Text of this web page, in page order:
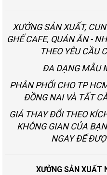
XƯỞNG SẢN XUẤT,
GHẾ CAFE, QUÁN ĂN -
THEO YÊU CẦU
ĐA DẠNG MẪU
PHÂN PHỐI CHO TP
ĐỒNG NAI VÀ TẤT
GIÁ THAY ĐỔI THEO
KHÔNG GIAN CỦA
NGAY ĐỂ
XƯỞNG SẢN XUẤT